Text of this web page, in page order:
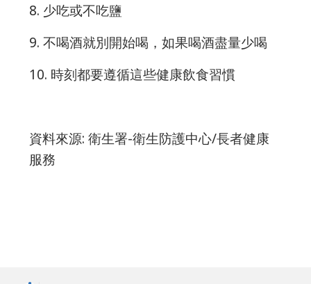
8. 少吃或不吃鹽
9. 不喝酒就別開始喝，如果喝酒盡量少喝
10. 時刻都要遵循這些健康飲食習慣
資料來源: 衛生署-衛生防護中心/長者健康
服務